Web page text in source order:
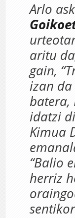
Arlo
aritu
gain,
izan da
batera,
idatzi
Kimua
“Balio
herriz